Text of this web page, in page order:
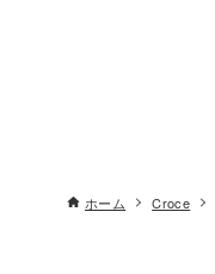
ホーム Croce